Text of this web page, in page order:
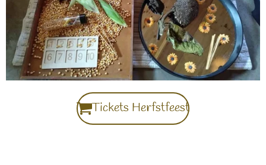
Tickets Herfstfeest